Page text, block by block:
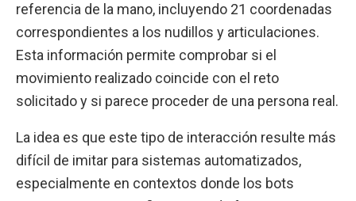
referencia de la mano, incluyendo 21 coordenadas
correspondientes a los nudillos y articulaciones.
Esta información permite comprobar si el
movimiento realizado coincide con el reto
solicitado y si parece proceder de una persona real.
La idea es que este tipo de interacción resulte más
difícil de imitar para sistemas automatizados,
especialmente en contextos donde los bots